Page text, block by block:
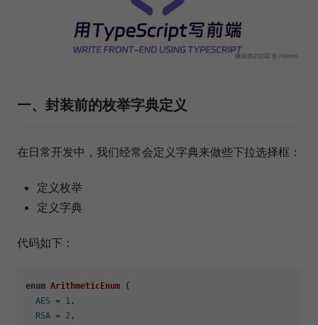
一、封装前的枚举字典定义
在日常开发中，我们经常会定义字典来做些下拉选择框：
定义枚举
定义字典
代码如下：
enum ArithmeticEnum {
AES = 1 ,
RSA = 2 ,